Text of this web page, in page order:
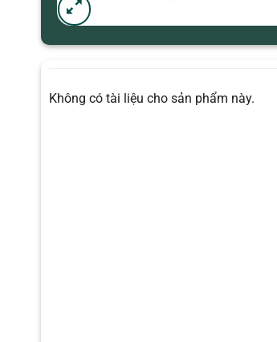
Không có tài liệu cho sản phẩm này.